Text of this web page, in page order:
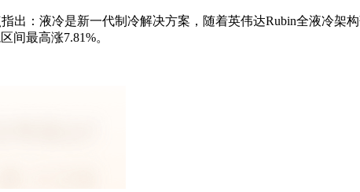
出：液冷是新一代制冷解决方案，随着英伟达Rubin全液冷架
间最高涨7.81%。